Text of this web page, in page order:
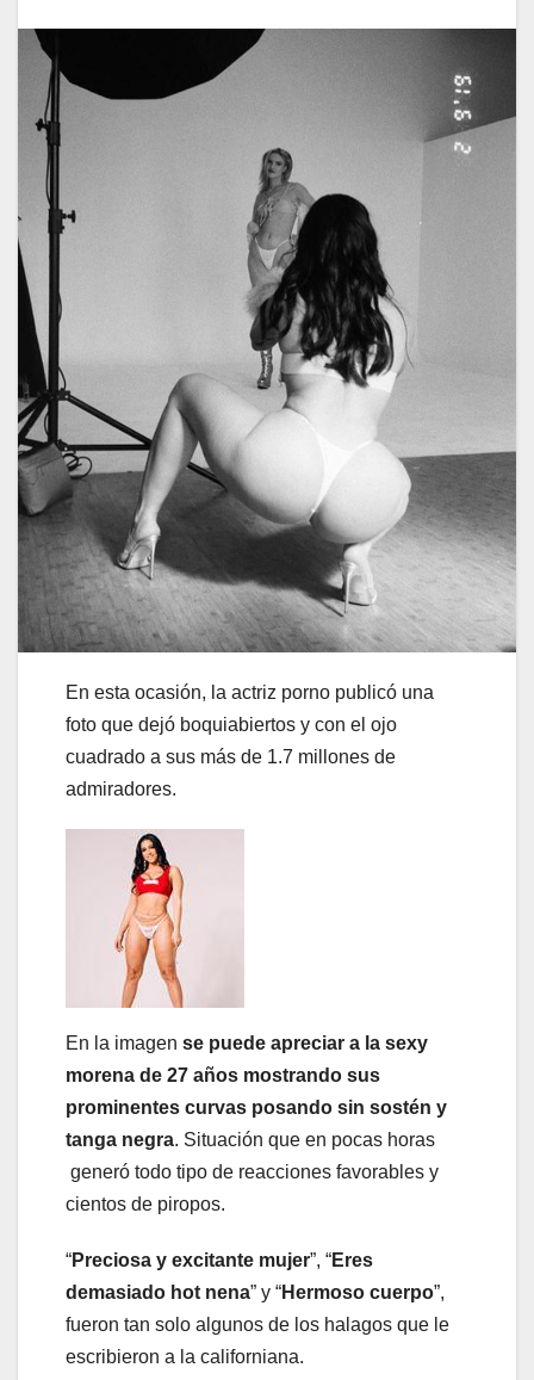
En esta ocasión, la actriz porno publicó una
foto que dejó boquiabiertos y con el ojo
cuadrado a sus más de 1.7 millones de
admiradores.
En la imagen se puede apreciar a la sexy
morena de 27 años mostrando sus
prominentes curvas posando sin sostén y
tanga negra. Situación que en pocas horas
generó todo tipo de reacciones favorables y
cientos de piropos.
“Preciosa y excitante mujer”, “Eres
demasiado hot nena” y “Hermoso cuerpo”,
fueron tan solo algunos de los halagos que le
escribieron a la californiana.